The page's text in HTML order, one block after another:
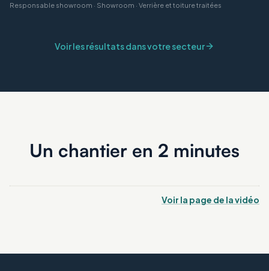
Responsable showroom · Showroom · Verrière et toiture traitées
Voir les résultats dans votre secteur
Un chantier en 2 minutes
Voir la page de la vidéo